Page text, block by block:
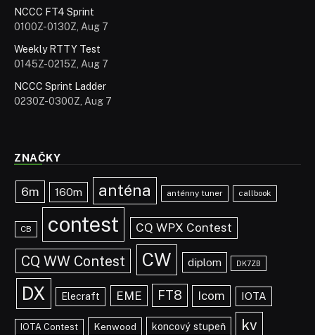
NCCC FT4 Sprint
0100Z-0130Z, Aug 7
Weekly RTTY Test
0145Z-0215Z, Aug 7
NCCC Sprint Ladder
0230Z-0300Z, Aug 7
ZNAČKY
6m 160m anténa anténny tuner callbook
CB contest CQ WPX Contest
CQ WW Contest CW diplom DK7ZB
DX Elecraft EME FT8 Icom IOTA
IOTA Contest Kenwood koncový stupeň kv